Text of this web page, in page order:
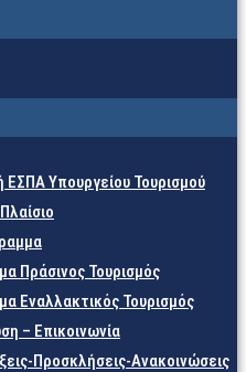
ΕΣΠΑ Υπουργείου Τουρισμού
Πράσινος Τουρισμός
Εναλλακτικός Τουρισμός
– Επικοινωνία
Προσκλήσεις-Ανακοινώσεις